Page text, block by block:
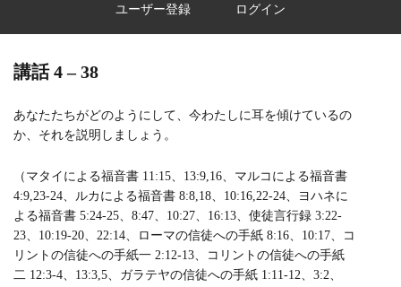
ユーザー登録 ログイン
講話 4 – 38
あなたたちがどのようにして、今わたしに耳を傾けているの
か、それを説明しましょう。
（マタイによる福音書 11:15、13:9,16、マルコによる福音書
4:9,23-24、ルカによる福音書 8:8,18、10:16,22-24、ヨハネに
よる福音書 5:24-25、8:47、10:27、16:13、使徒言行録 3:22-
23、10:19-20、22:14、ローマの信徒への手紙 8:16、10:17、コ
リントの信徒への手紙一 2:12-13、コリントの信徒への手紙
二 12:3-4、13:3,5、ガラテヤの信徒への手紙 1:11-12、3:2、